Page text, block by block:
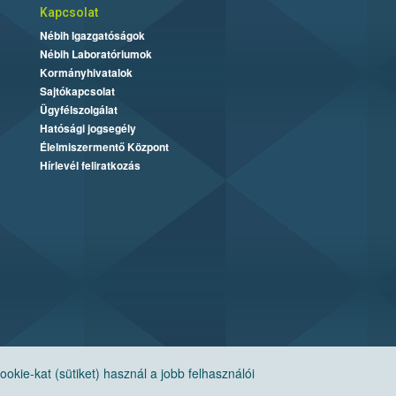
kat (sütiket) használ a jobb felhasználói
Kapcsolat
Nébih Igazgatóságok
Nébih Laboratóriumok
Kormányhivatalok
Sajtókapcsolat
Ügyfélszolgálat
Hatósági jogsegély
Élelmiszermentő Központ
Hírlevél feliratkozás